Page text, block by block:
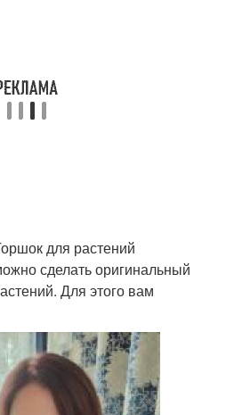
для растений
сделать оригинальный
Для этого вам